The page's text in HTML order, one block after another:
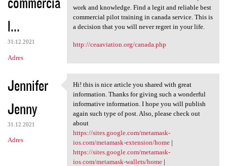
l...
31.12.2021
Adres
work and knowledge. Find a legit and reliable best
commercial pilot training in canada service. This is
a decision that you will never regret in your life.
http://ceaaviation.org/canada.php
Jennifer
Jenny
31.12.2021
Adres
Hi! this is nice article you
Hi! this is nice article you shared with great
information. Thanks for giving such a wonderful
informative information. I hope you will publish
again such type of post. Also, please check out
about
https://sites.google.com/metamask-
ios.com/metamask-extension/home|
https://sites.google.com/metamask-
ios.com/metamask-wallets/home|